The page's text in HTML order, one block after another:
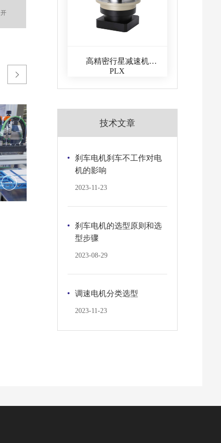

高精密行星减速机
PLX
技术文章
刹车电机刹车不工作对电
机的影响
2023-11-23
刹车电机的选型原则和选
型步骤
2023-08-29
调速电机分类选型
2023-11-23